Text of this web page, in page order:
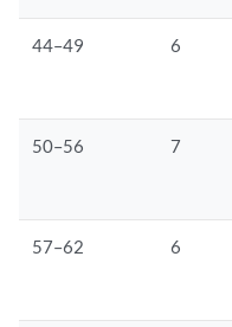
44–49 6
50–56 7
57–62 6